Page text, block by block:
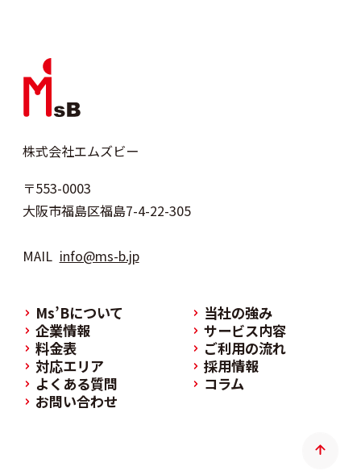
株式会社エムズビー
〒553-0003
大阪市福島区福島7-4-22-305
MAIL info@ms-b.jp
Ms’Bについて
当社の強み
企業情報
サービス内容
料金表
ご利用の流れ
対応エリア
採用情報
よくある質問
コラム
お問い合わせ